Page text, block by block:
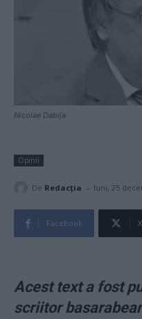
Nicolae Dabija
Opinii
De Redacţia - luni, 25
Facebook X
Acest text a fost
scriitor